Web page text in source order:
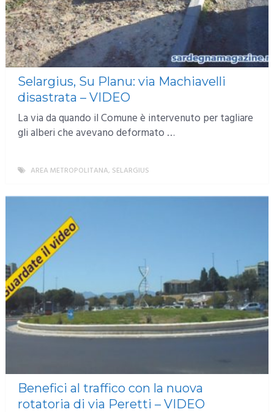
Selargius, Su Planu: via Machiavelli
disastrata – VIDEO
La via da quando il Comune è intervenuto per tagliare
gli alberi che avevano deformato …
AREA METROPOLITANA, SELARGIUS
Benefici al traffico con la nuova
rotatoria di via Peretti – VIDEO